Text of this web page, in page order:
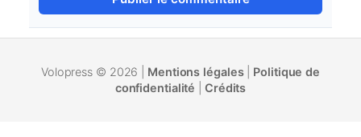
Volopress © 2026 | Mentions légales| Politique de
confidentialité
Crédits